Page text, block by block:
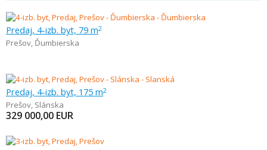
Predaj, 4-izb. byt, 79 m2
Prešov, Ďumbierska
Predaj, 4-izb. byt, 175 m2
Prešov, Slánska
329 000,00 EUR